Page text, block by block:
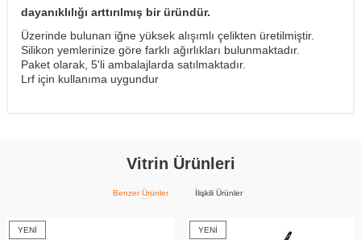
dayanıklılığı arttırılmış bir üründür.
Üzerinde bulunan iğne yüksek alışımlı çelikten üretilmiştir.
Silikon yemlerinize göre farklı ağırlıkları bulunmaktadır.
Paket olarak, 5'li ambalajlarda satılmaktadır.
Lrf için kullanıma uygundur
Vitrin Ürünleri
Benzer Ürünler İlişkili Ürünler
YENI YENI